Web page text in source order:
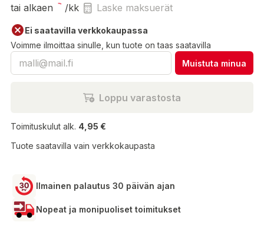
tai alkaen /kk Laske maksuerät
Ei saatavilla verkkokaupassa
Voimme ilmoittaa sinulle, kun tuote on taas saatavilla
Muistuta minua
Loppu varastosta
Toimituskulut alk. 4,95 €
Tuote saatavilla vain verkkokaupasta
Ilmainen palautus 30 päivän ajan
Nopeat ja monipuoliset toimitukset